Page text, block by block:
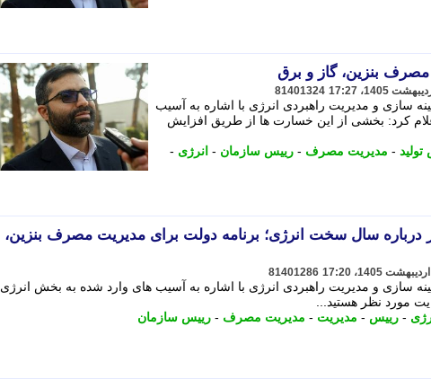
بنزین، گاز و برق
81401324
سازی و مدیریت راهبردی انرژی با اشاره به آسیب
کرد: بخشی از این خسارت ها از طریق افزایش
تولید - مدیریت مصرف - رییس سازمان - انرژی -
سال سخت انرژی؛ برنامه دولت برای مدیریت مصرف بنزین،
81401286
سازی و مدیریت راهبردی انرژی با اشاره به آسیب های وارد شده به بخش انرژی
ﻣﻮرد ﻧﻈﺮ ﻫﺴﺘﯿﺪ...
- رییس - مدیریت - مدیریت مصرف - رییس سازمان